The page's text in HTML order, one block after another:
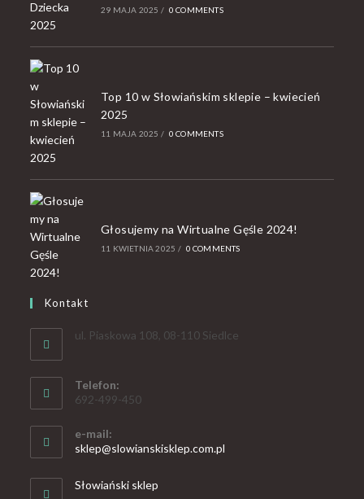
29 MAJA 2025 / 0 COMMENTS
Top 10 w Słowiańskim sklepie – kwiecień
2025
11 MAJA 2025 / 0 COMMENTS
Głosujemy na Wirtualne Gęśle 2024!
11 KWIETNIA 2025 / 0 COMMENTS
Kontakt
ul. Piaskowa 108, 08-110 Siedlce
Telefon:
692-499-450
e-mail:
sklep@slowianskisklep.com.pl
Słowiański sklep